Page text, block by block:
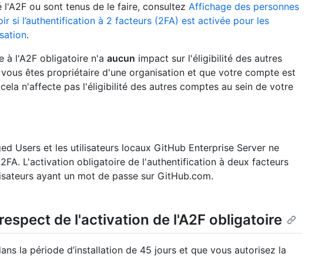
ou sont tenus de le faire, consultez Affichage des personnes
si l’authentification à 2 facteurs (2FA) est activée pour les
.
à l'A2F obligatoire n'a aucun impact sur l'éligibilité des autres
vous êtes propriétaire d'une organisation et que votre compte est
n'affecte pas l'éligibilité des autres comptes au sein de votre
Users et les utilisateurs locaux GitHub Enterprise Server ne
2FA. L'activation obligatoire de l'authentification à deux facteurs
ayant un mot de passe sur GitHub.com.
de l'activation de l'A2F obligatoire
la période d’installation de 45 jours et que vous autorisez la